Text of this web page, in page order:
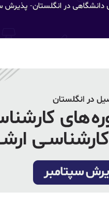
دانشگاهی در انگلستان- پذیرش